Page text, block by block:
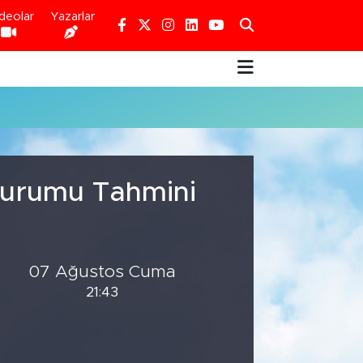
Yazarlar
Tahmini
07 Ağustos Cuma
21:43